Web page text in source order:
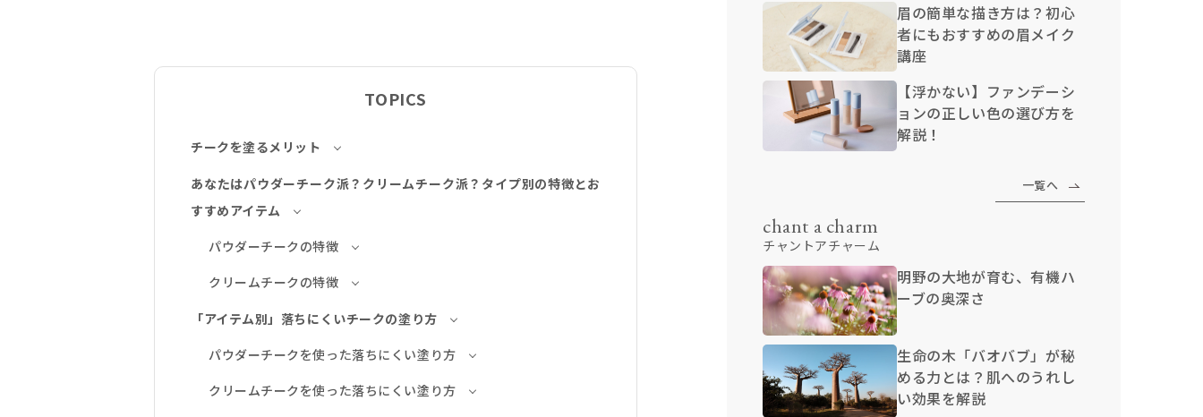
TOPICS
チークを塗るメリット
あなたはパウダーチーク派？クリームチーク派？タイプ別の特徴とお
すすめアイテム
パウダーチークの特徴
クリームチークの特徴
「アイテム別」落ちにくいチークの塗り方
パウダーチークを使った落ちにくい塗り方
クリームチークを使った落ちにくい塗り方
眉の簡単な描き方は？初心
者にもおすすめの眉メイク
講座
【浮かない】ファンデーシ
ョンの正しい色の選び方を
解説！
一覧へ
chant a charm
チャントアチャーム
明野の大地が育む、有機ハ
ーブの奥深さ
生命の木「バオバブ」が秘
める力とは？肌へのうれし
い効果を解説